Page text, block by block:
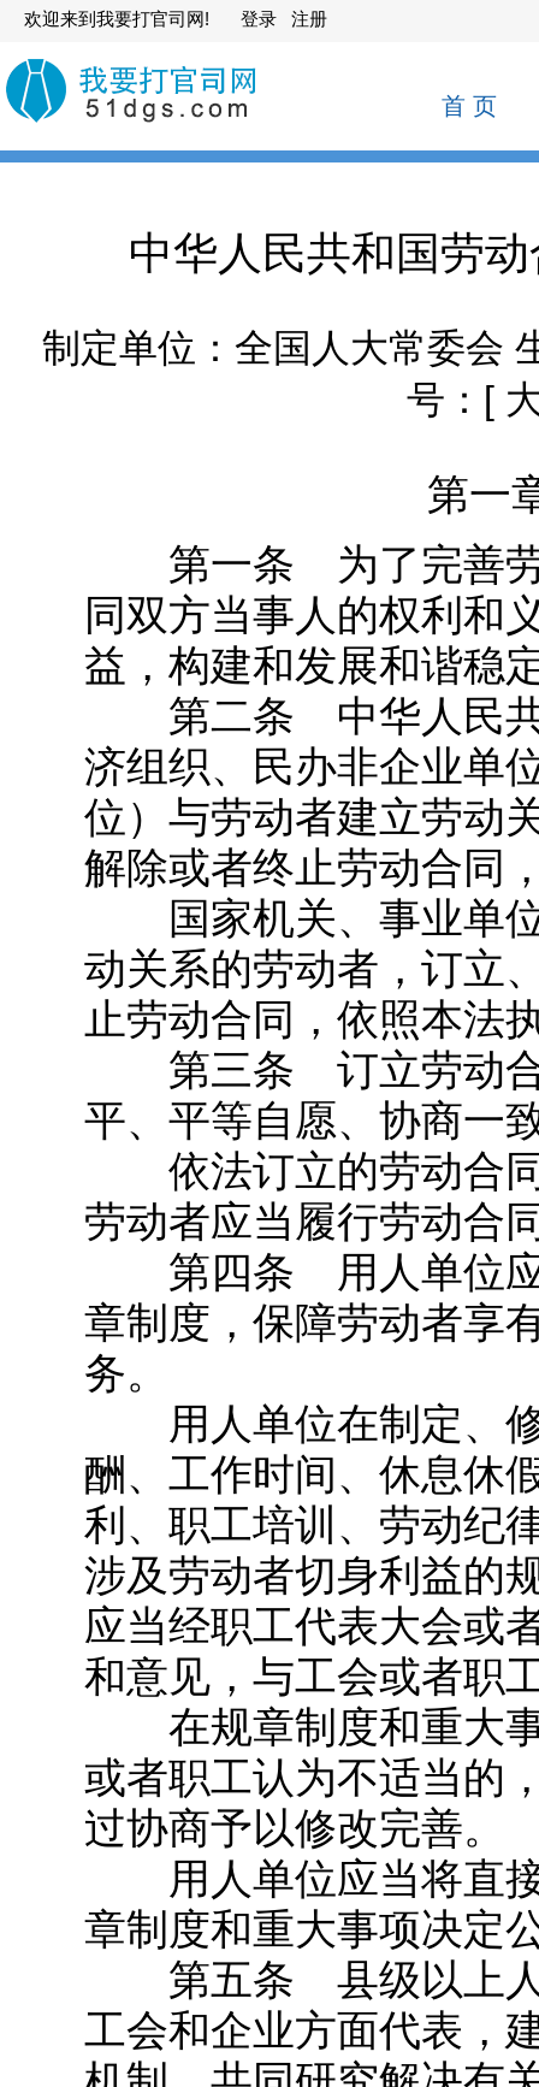
欢迎来到我要打官司网! 登录 注册
首 页
中华人民共和国劳
制定单位：全国人大常委会
号：[
第一
第一条 为了完善劳
同双方当事人的权利和
益，构建和发展和谐稳
第二条 中华人民共
济组织、民办非企业单
位）与劳动者建立劳动
解除或者终止劳动合同
国家机关、事业单位
动关系的劳动者，订立
止劳动合同，依照本法
第三条 订立劳动合
平、平等自愿、协商一
依法订立的劳动合同
劳动者应当履行劳动合
第四条 用人单位应
章制度，保障劳动者享
务。
用人单位在制定、修
酬、工作时间、休息休
利、职工培训、劳动纪
涉及劳动者切身利益的
应当经职工代表大会或
和意见，与工会或者职
在规章制度和重大事
或者职工认为不适当的
过协商予以修改完善。
用人单位应当将直接
章制度和重大事项决定
第五条 县级以上人
工会和企业方面代表，